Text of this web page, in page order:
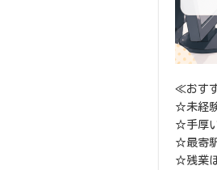
≪おす
☆未経
☆手厚
☆最寄
☆残業